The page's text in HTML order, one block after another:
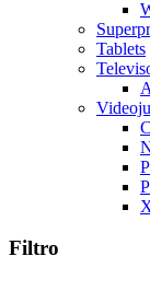
Tablets
Filtro